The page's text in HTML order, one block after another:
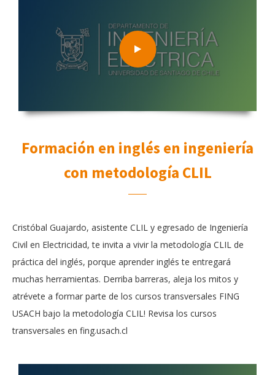
Formación en inglés en ingeniería
con metodología CLIL
Cristóbal Guajardo, asistente CLIL y egresado de Ingeniería
Civil en Electricidad, te invita a vivir la metodología CLIL de
práctica del inglés, porque aprender inglés te entregará
muchas herramientas. Derriba barreras, aleja los mitos y
atrévete a formar parte de los cursos transversales FING
USACH bajo la metodología CLIL! Revisa los cursos
transversales en fing.usach.cl